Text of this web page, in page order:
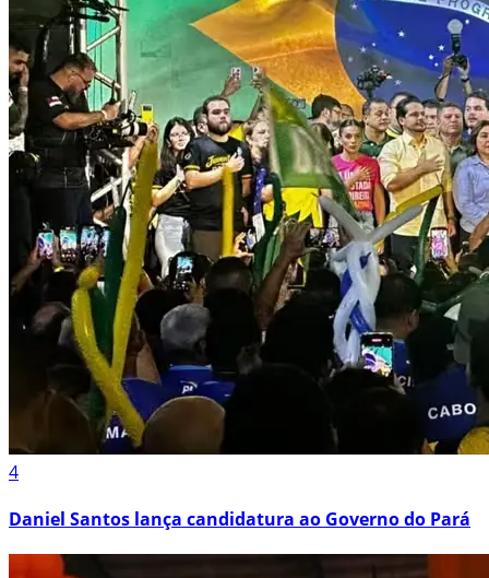
4
Daniel Santos lança candidatura ao Governo do Pará